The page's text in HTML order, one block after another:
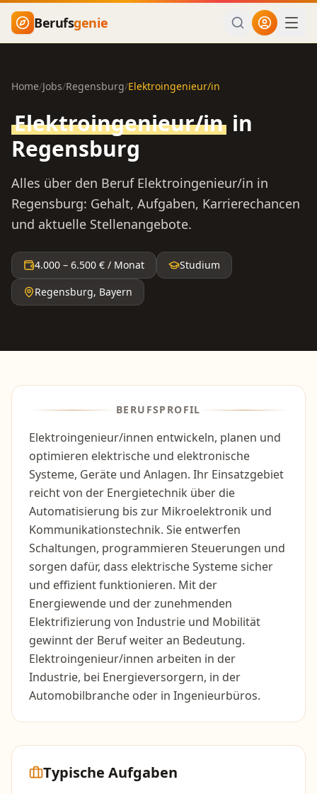
Zum Hauptinhalt springen
Berufsgenie
Home/Jobs/Regensburg/Elektroingenieur/in
Elektroingenieur/in in
Regensburg
Alles über den Beruf Elektroingenieur/in in
Regensburg: Gehalt, Aufgaben, Karrierechancen
und aktuelle Stellenangebote.
4.000 – 6.500 € / Monat
Studium
Regensburg, Bayern
BERUFSPROFIL
Elektroingenieur/innen entwickeln, planen und
optimieren elektrische und elektronische
Systeme, Geräte und Anlagen. Ihr Einsatzgebiet
reicht von der Energietechnik über die
Automatisierung bis zur Mikroelektronik und
Kommunikationstechnik. Sie entwerfen
Schaltungen, programmieren Steuerungen und
sorgen dafür, dass elektrische Systeme sicher
und effizient funktionieren. Mit der
Energiewende und der zunehmenden
Elektrifizierung von Industrie und Mobilität
gewinnt der Beruf weiter an Bedeutung.
Elektroingenieur/innen arbeiten in der
Industrie, bei Energieversorgern, in der
Automobilbranche oder in Ingenieurbüros.
Typische Aufgaben